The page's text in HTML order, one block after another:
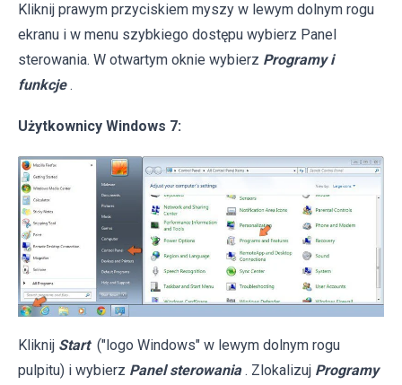
Kliknij prawym przyciskiem myszy w lewym dolnym rogu
ekranu i w menu szybkiego dostępu wybierz Panel
sterowania. W otwartym oknie wybierz Programy i
funkcje .
Użytkownicy Windows 7:
Kliknij Start ("logo Windows" w lewym dolnym rogu
pulpitu) i wybierz Panel sterowania . Zlokalizuj Programy